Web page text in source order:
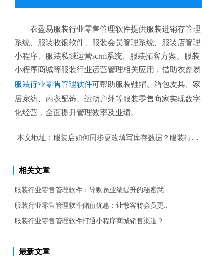
衣盈易服装行业零售管理软件提供服装进销存管理
系统、服装收银软件、服装会员管理系统、服装店管理
小程序、服装私域运营scrm系统、服装拓客方案、服装
小程序商城等服装行业运营管理相关应用，借助衣盈易
服装行业零售管理软件可帮助服装鞋帽、箱包皮具、家
居家纺、内衣配饰、运动户外等服装零售商家实现数字
化经营，全面提升管理效率及业绩。
本文地址： 服装店如何同步更改填写库存数据？服装行业零售
相关文章
服装行业零售管理软件：导购员业绩提升的秘密武..
服装行业零售管理软件储值优惠：让散客转会员更..
服装行业零售管理软件打通小程序商城销售渠道？
最新文章